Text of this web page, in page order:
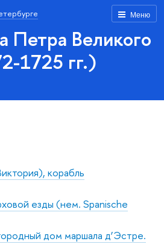
Меню
Петра Великого
1725 гг.)
корабль
езды (нем. Spanische
дом маршала д’Эстре.